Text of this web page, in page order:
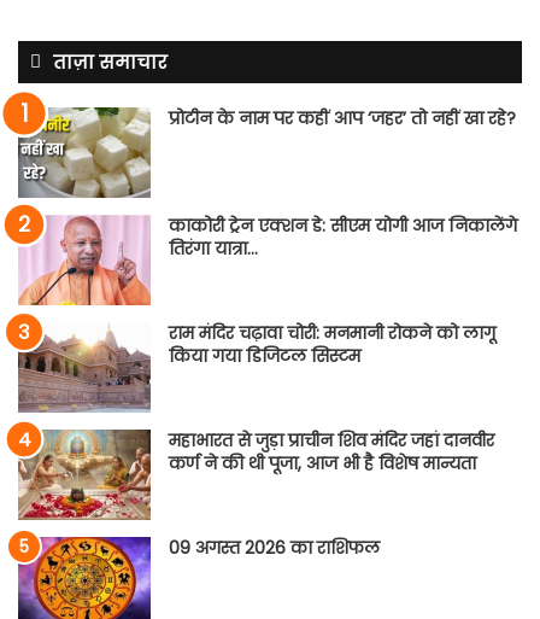
ताज़ा समाचार
प्रोटीन के नाम पर कहीं आप ‘जहर’ तो नहीं खा रहे?
काकोरी ट्रेन एक्शन डे: सीएम योगी आज निकालेंगे
तिरंगा यात्रा…
राम मंदिर चढ़ावा चोरी: मनमानी रोकने को लागू
किया गया डिजिटल सिस्टम
महाभारत से जुड़ा प्राचीन शिव मंदिर जहां दानवीर
कर्ण ने की थी पूजा, आज भी है विशेष मान्यता
09 अगस्त 2026 का राशिफल